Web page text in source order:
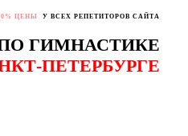
ЦЕНЫ У ВСЕХ РЕПЕТИТОРОВ САЙТА
ГИМНАСТИКЕ
ПЕТЕРБУРГЕ